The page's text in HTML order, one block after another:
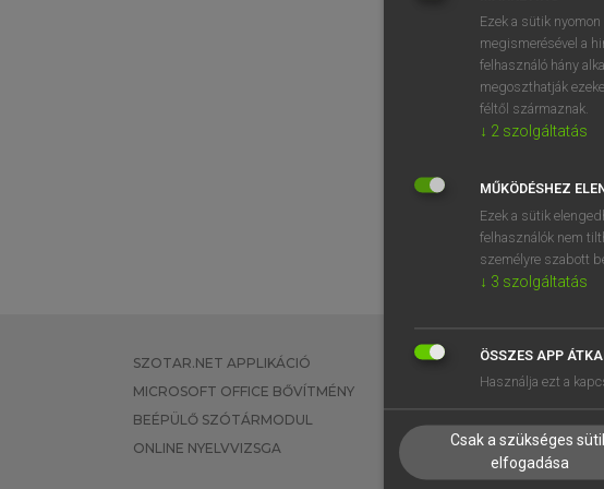
SZOTAR.NET APPLIKÁCIÓ
MICROSOFT OFFICE BŐVÍTMÉNY
BEÉPÜLŐ SZÓTÁRMODUL
ONLINE NYELVVIZSGA
EGYÉNI FELHASZNÁLÓKNAK
TANULÓKNAK
VÁLLALATI MEGOLDÁSOK
Ezek a sütik
megismerésével a
felhasználó hány
megoszthatják
féltől származnak.
↓ 2 szolgáltatás
MŰKÖDÉSHEZ
Ezek a sütik
felhasználók nem
személyre szabott
↓ 3 szolgáltatás
ÖSSZES APP
Használja ezt a
Csak a szükséges
elfogadása